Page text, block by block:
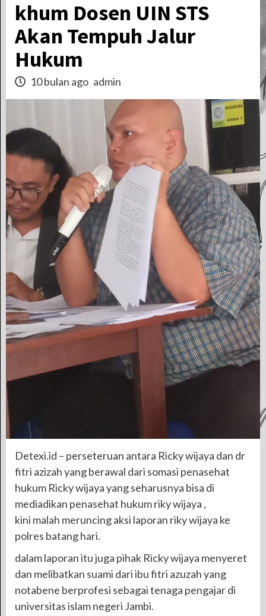
khum Dosen UIN STS
Akan Tempuh Jalur
Hukum
10 bulan ago admin
Detexi.id – perseteruan antara Ricky wijaya dan dr
fitri azizah yang berawal dari somasi penasehat
hukum Ricky wijaya yang seharusnya bisa di
mediadikan penasehat hukum riky wijaya ,
kini malah meruncing aksi laporan riky wijaya ke
polres batang hari.
dalam laporan itu juga pihak Ricky wijaya menyeret
dan melibatkan suami dari ibu fitri azuzah yang
notabene berprofesi sebagai tenaga pengajar di
universitas islam negeri Jambi.